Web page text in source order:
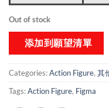
Out of stock
添加到願望清單
Categories:Action Figure, 其
Tags:Action Figure, Figma